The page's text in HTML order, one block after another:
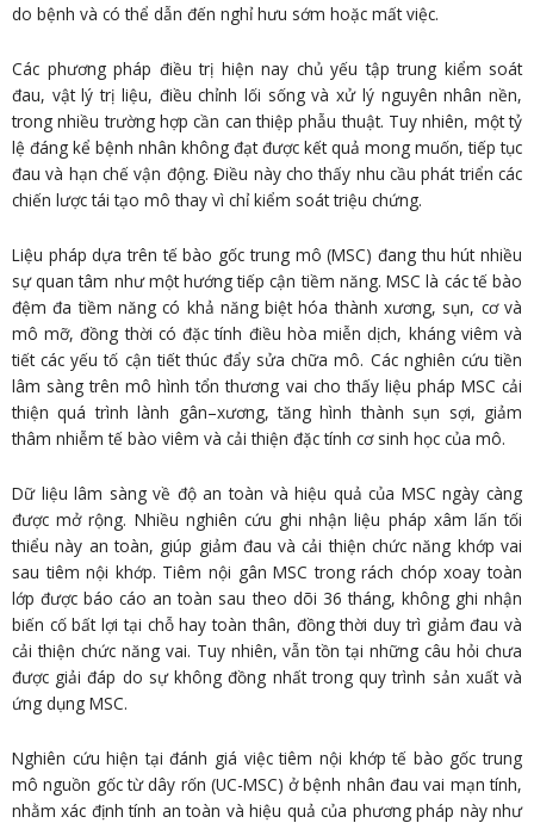
do bệnh và có thể dẫn đến nghỉ hưu sớm hoặc mất việc.
Các phương pháp điều trị hiện nay chủ yếu tập trung kiểm soát
đau, vật lý trị liệu, điều chỉnh lối sống và xử lý nguyên nhân nền,
trong nhiều trường hợp cần can thiệp phẫu thuật. Tuy nhiên, một tỷ
lệ đáng kể bệnh nhân không đạt được kết quả mong muốn, tiếp tục
đau và hạn chế vận động. Điều này cho thấy nhu cầu phát triển các
chiến lược tái tạo mô thay vì chỉ kiểm soát triệu chứng.
Liệu pháp dựa trên tế bào gốc trung mô (MSC) đang thu hút nhiều
sự quan tâm như một hướng tiếp cận tiềm năng. MSC là các tế bào
đệm đa tiềm năng có khả năng biệt hóa thành xương, sụn, cơ và
mô mỡ, đồng thời có đặc tính điều hòa miễn dịch, kháng viêm và
tiết các yếu tố cận tiết thúc đẩy sửa chữa mô. Các nghiên cứu tiền
lâm sàng trên mô hình tổn thương vai cho thấy liệu pháp MSC cải
thiện quá trình lành gân–xương, tăng hình thành sụn sợi, giảm
thâm nhiễm tế bào viêm và cải thiện đặc tính cơ sinh học của mô.
Dữ liệu lâm sàng về độ an toàn và hiệu quả của MSC ngày càng
được mở rộng. Nhiều nghiên cứu ghi nhận liệu pháp xâm lấn tối
thiểu này an toàn, giúp giảm đau và cải thiện chức năng khớp vai
sau tiêm nội khớp. Tiêm nội gân MSC trong rách chóp xoay toàn
lớp được báo cáo an toàn sau theo dõi 36 tháng, không ghi nhận
biến cố bất lợi tại chỗ hay toàn thân, đồng thời duy trì giảm đau và
cải thiện chức năng vai. Tuy nhiên, vẫn tồn tại những câu hỏi chưa
được giải đáp do sự không đồng nhất trong quy trình sản xuất và
ứng dụng MSC.
Nghiên cứu hiện tại đánh giá việc tiêm nội khớp tế bào gốc trung
mô nguồn gốc từ dây rốn (UC-MSC) ở bệnh nhân đau vai mạn tính,
nhằm xác định tính an toàn và hiệu quả của phương pháp này như